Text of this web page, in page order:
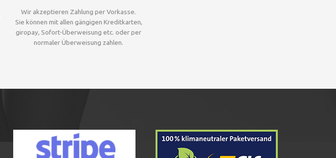
Wir akzeptieren Zahlung per Vorkasse.
Sie können mit allen gängigen Kreditkarten,
giropay, Sofort-Überweisung etc. oder per
normaler Überweisung zahlen.